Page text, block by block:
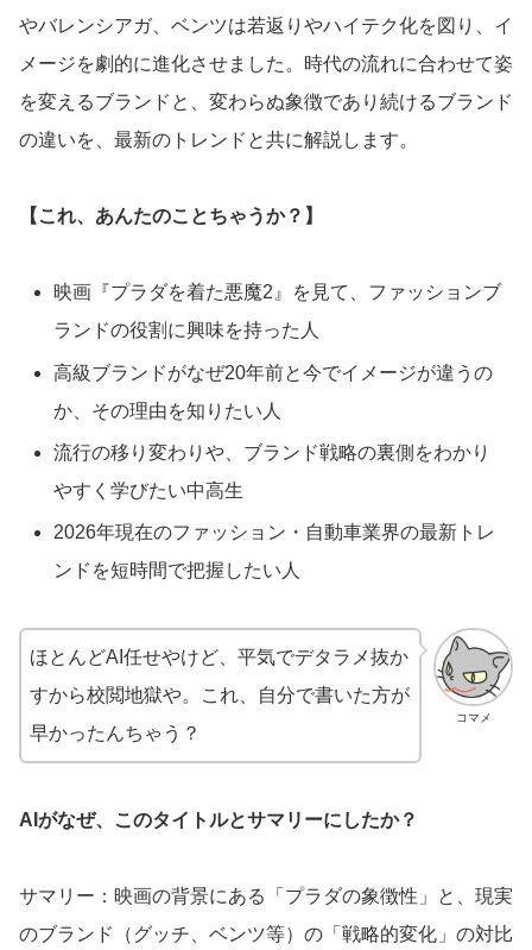
やバレンシアガ、ベンツは若返りやハイテク化を図り、イ
メージを劇的に進化させました。時代の流れに合わせて姿
を変えるブランドと、変わらぬ象徴であり続けるブランド
の違いを、最新のトレンドと共に解説します。
【これ、あんたのことちゃうか？】
映画『プラダを着た悪魔2』を見て、ファッションブ
ランドの役割に興味を持った人
高級ブランドがなぜ20年前と今でイメージが違うの
か、その理由を知りたい人
流行の移り変わりや、ブランド戦略の裏側をわかり
やすく学びたい中高生
2026年現在のファッション・自動車業界の最新トレ
ンドを短時間で把握したい人
コマメ
ほとんどAI任せやけど、平気でデタラメ抜か
すから校閲地獄や。これ、自分で書いた方が
早かったんちゃう？
AIがなぜ、このタイトルとサマリーにしたか？
サマリー：映画の背景にある「プラダの象徴性」と、現実
のブランド（グッチ、ベンツ等）の「戦略的変化」の対比